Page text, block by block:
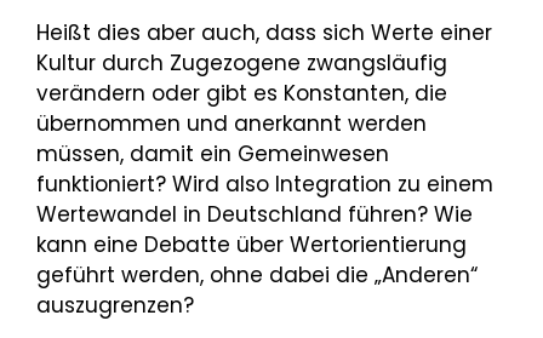
Heißt dies aber auch, dass sich Werte einer
Kultur durch Zugezogene zwangsläufig
verändern oder gibt es Konstanten, die
übernommen und anerkannt werden
müssen, damit ein Gemeinwesen
funktioniert? Wird also Integration zu einem
Wertewandel in Deutschland führen? Wie
kann eine Debatte über Wertorientierung
geführt werden, ohne dabei die „Anderen“
auszugrenzen?